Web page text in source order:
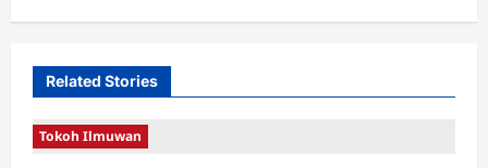
a
a
Related Stories
Tokoh Ilmuwan